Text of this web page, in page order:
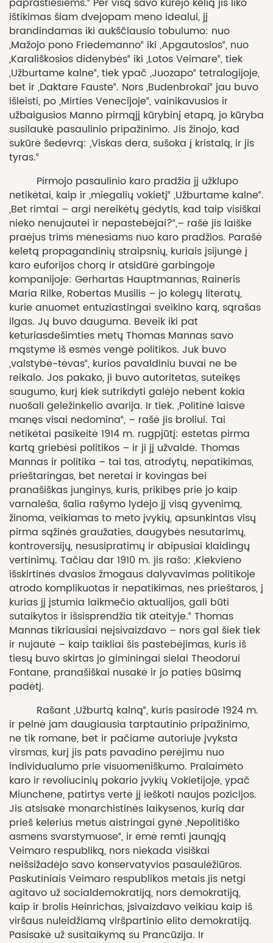
paprastiesiems.“ Per visą savo kūrėjo kelią jis liko
ištikimas šiam dvejopam meno idealui, jį
brandindamas iki aukščiausio tobulumo: nuo
„Mažojo pono Friedemanno“ iki „Apgautosios“, nuo
„Karališkosios didenybės“ iki „Lotos Veimare“, tiek
„Užburtame kalne“, tiek ypač „Juozapo“ tetralogijoje,
bet ir „Daktare Fauste“. Nors „Budenbrokai“ jau buvo
išleisti, po „Mirties Venecijoje“, vainikavusios ir
užbaigusios Manno pirmąjį kūrybinį etapą, jo kūryba
susilaukė pasaulinio pripažinimo. Jis žinojo, kad
sukūrė šedevrą: „Viskas dera, sušoka į kristalą, ir jis
tyras.“
Pirmojo pasaulinio karo pradžia jį užklupo
netikėtai, kaip ir „miegalių vokietį“ „Užburtame kalne“.
„Bet rimtai – argi nereikėtų gėdytis, kad taip visiškai
nieko nenujautei ir nepastebėjai?“,– rašė jis laiške
praėjus trims mėnesiams nuo karo pradžios. Parašė
keletą propagandinių straipsnių, kuriais įsijungė į
karo euforijos chorą ir atsidūrė garbingoje
kompanijoje: Gerhartas Hauptmannas, Raineris
Maria Rilke, Robertas Musilis – jo kolegų literatų,
kurie anuomet entuziastingai sveikino karą, sąrašas
ilgas. Jų buvo dauguma. Beveik iki pat
keturiasdešimties metų Thomas Mannas savo
mąstyme iš esmės vengė politikos. Juk buvo
„valstybė-tėvas“, kurios pavaldiniu buvai ne be
reikalo. Jos pakako, ji buvo autoritetas, suteikęs
saugumo, kurį kiek sutrikdyti galėjo nebent kokia
nuošali geležinkelio avarija. Ir tiek. „Politinė laisvė
manęs visai nedomina“, – rašė jis broliui. Tai
netikėtai pasikeitė 1914 m. rugpjūtį: estetas pirma
kartą griebėsi politikos – ir ji jį užvaldė. Thomas
Mannas ir politika – tai tas, atrodytų, nepatikimas,
prieštaringas, bet neretai ir kovingas bei
pranašiškas junginys, kuris, prikibęs prie jo kaip
varnalėša, šalia rašymo lydėjo jį visą gyvenimą,
žinoma, veikiamas to meto įvykių, apsunkintas visų
pirma sąžinės graužaties, daugybės nesutarimų,
kontroversijų, nesusipratimų ir abipusiai klaidingų
vertinimų. Tačiau dar 1910 m. jis rašo: „Kiekvieno
išskirtinės dvasios žmogaus dalyvavimas politikoje
atrodo komplikuotas ir nepatikimas, nes prieštaros, į
kurias jį įstumia laikmečio aktualijos, gali būti
sutaikytos ir išsisprendžia tik ateityje.“ Thomas
Mannas tikriausiai neįsivaizdavo – nors gal šiek tiek
ir nujautė – kaip taikliai šis pastebėjimas, kuris iš
tiesų buvo skirtas jo giminingai sielai Theodorui
Fontane, pranašiškai nusakė ir jo paties būsimą
padėtį.
Rašant „Užburtą kalną“, kuris pasirodė 1924 m.
ir pelnė jam daugiausia tarptautinio pripažinimo,
ne tik romane, bet ir pačiame autoriuje įvyksta
virsmas, kurį jis pats pavadino perėjimu nuo
individualumo prie visuomeniškumo. Pralaimėto
karo ir revoliucinių pokario įvykių Vokietijoje, ypač
Miunchene, patirtys vertė jį ieškoti naujos pozicijos.
Jis atsisakė monarchistinės laikysenos, kurią dar
prieš kelerius metus aistringai gynė „Nepolitiško
asmens svarstymuose“, ir ėmė remti jaunąją
Veimaro respubliką, nors niekada visiškai
neišsižadėjo savo konservatyvios pasaulėžiūros.
Paskutiniais Veimaro respublikos metais jis netgi
agitavo už socialdemokratiją, nors demokratiją,
kaip ir brolis Heinrichas, įsivaizdavo veikiau kaip iš
viršaus nuleidžiamą viršpartinio elito demokratiją.
Pasisakė už susitaikymą su Prancūzija. Ir